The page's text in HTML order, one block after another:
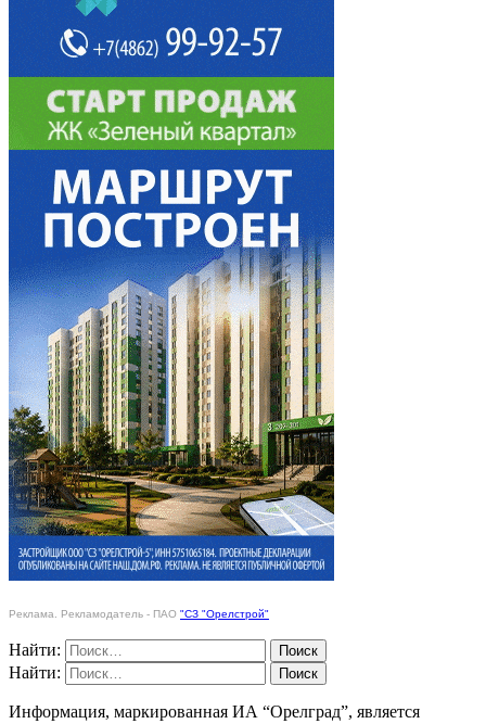
Реклама. Рекламодатель - ПАО "СЗ "Орелстрой"
Найти:
Найти:
Информация, маркированная ИА “Орелград”, является